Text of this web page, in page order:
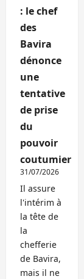
: le chef
des
Bavira
dénonce
une
tentative
de prise
du
pouvoir
coutumier
31/07/2026
Il assure
l'intérim à
la tête de
la
chefferie
de Bavira,
mais il ne